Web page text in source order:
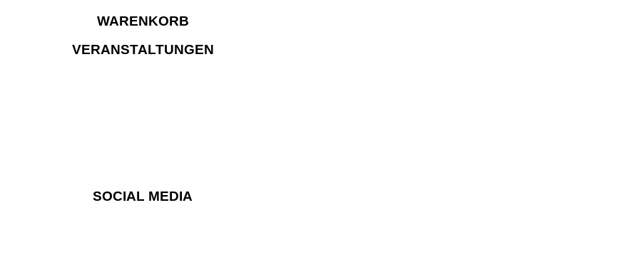
WARENKORB
VERANSTALTUNGEN
SOCIAL MEDIA